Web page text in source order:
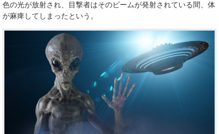
色の光が放射され、目撃者はそのビームが発射されている間、体
が麻痺してしまったという。